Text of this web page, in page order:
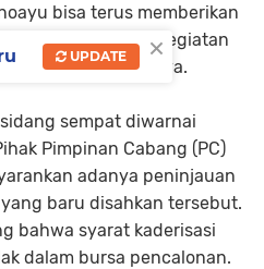
bisa terus memberikan
terhadap semua kegiatan
pungkasnya.
sempat diwarnai
Pimpinan Cabang (PC)
adanya peninjauan
baru disahkan tersebut.
bahwa syarat kaderisasi
dalam bursa pencalonan.
×
UPDATE